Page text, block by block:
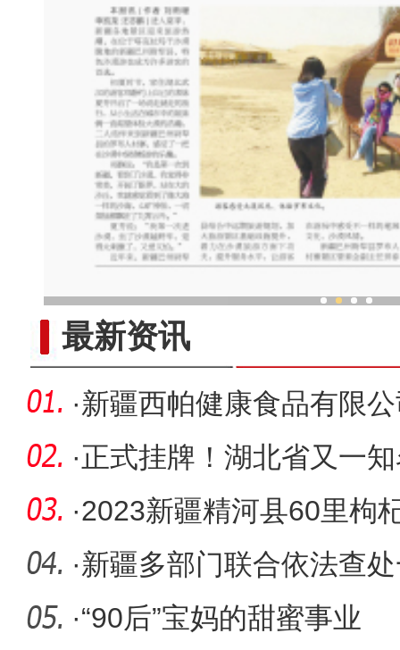
最新资讯
·新疆西帕健康食品有限
·正式挂牌！湖北省又一
种试验站
·2023新疆精河县60里枸
松开赛
·新疆多部门联合依法查
用发票案
·“90后”宝妈的甜蜜事业